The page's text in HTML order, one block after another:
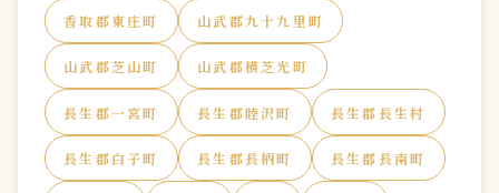
香取郡東庄町 山武郡九十九里町
山武郡芝山町 山武郡横芝光町
長生郡一宮町 長生郡睦沢町 長生郡長生村
長生郡白子町 長生郡長柄町 長生郡長南町